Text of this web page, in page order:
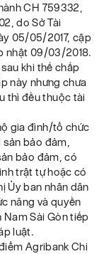
CH 759332,
do Sở Tài
05/05/2017, cập
nhật 09/03/2018.
khi thế chấp
này nhưng chưa
thì đều thuộc tài
gia đình/tổ chức
bảo đảm,
bảo đảm, có
trật tự hoặc có
Ủy ban nhân dân
năng và quyền
Nam Sài Gòn tiếp
luật.
Agribank Chi